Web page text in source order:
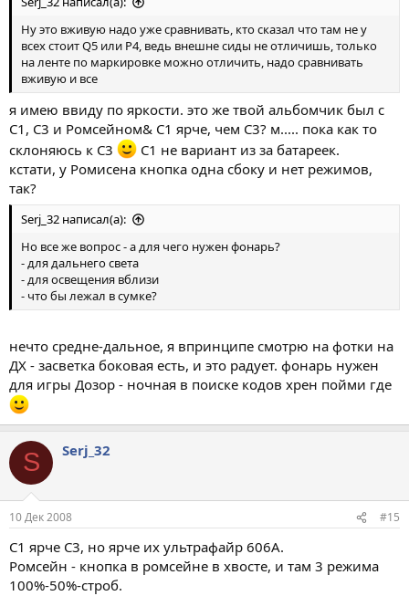
Ну это вживую надо уже сравнивать, кто сказал что там не у
всех стоит Q5 или Р4, ведь внешне сиды не отличишь, только
на ленте по маркировке можно отличить, надо сравнивать
вживую и все
я имею ввиду по яркости. это же твой альбомчик был с
С1, С3 и Ромсейном& С1 ярче, чем С3? м..... пока как то
склоняюсь к С3
С1 не вариант из за батареек.
кстати, у Ромисена кнопка одна сбоку и нет режимов,
так?
Serj_32 написал(а):
Но все же вопрос - а для чего нужен фонарь?
- для дальнего света
- для освещения вблизи
- что бы лежал в сумке?
нечто средне-дальное, я впринципе смотрю на фотки на
ДХ - засветка боковая есть, и это радует. фонарь нужен
для игры Дозор - ночная в поиске кодов хрен пойми где
S Serj_32
10 Дек 2008 #15
С1 ярче С3, но ярче их ультрафайр 606А.
Ромсейн - кнопка в ромсейне в хвосте, и там 3 режима
100%-50%-строб.